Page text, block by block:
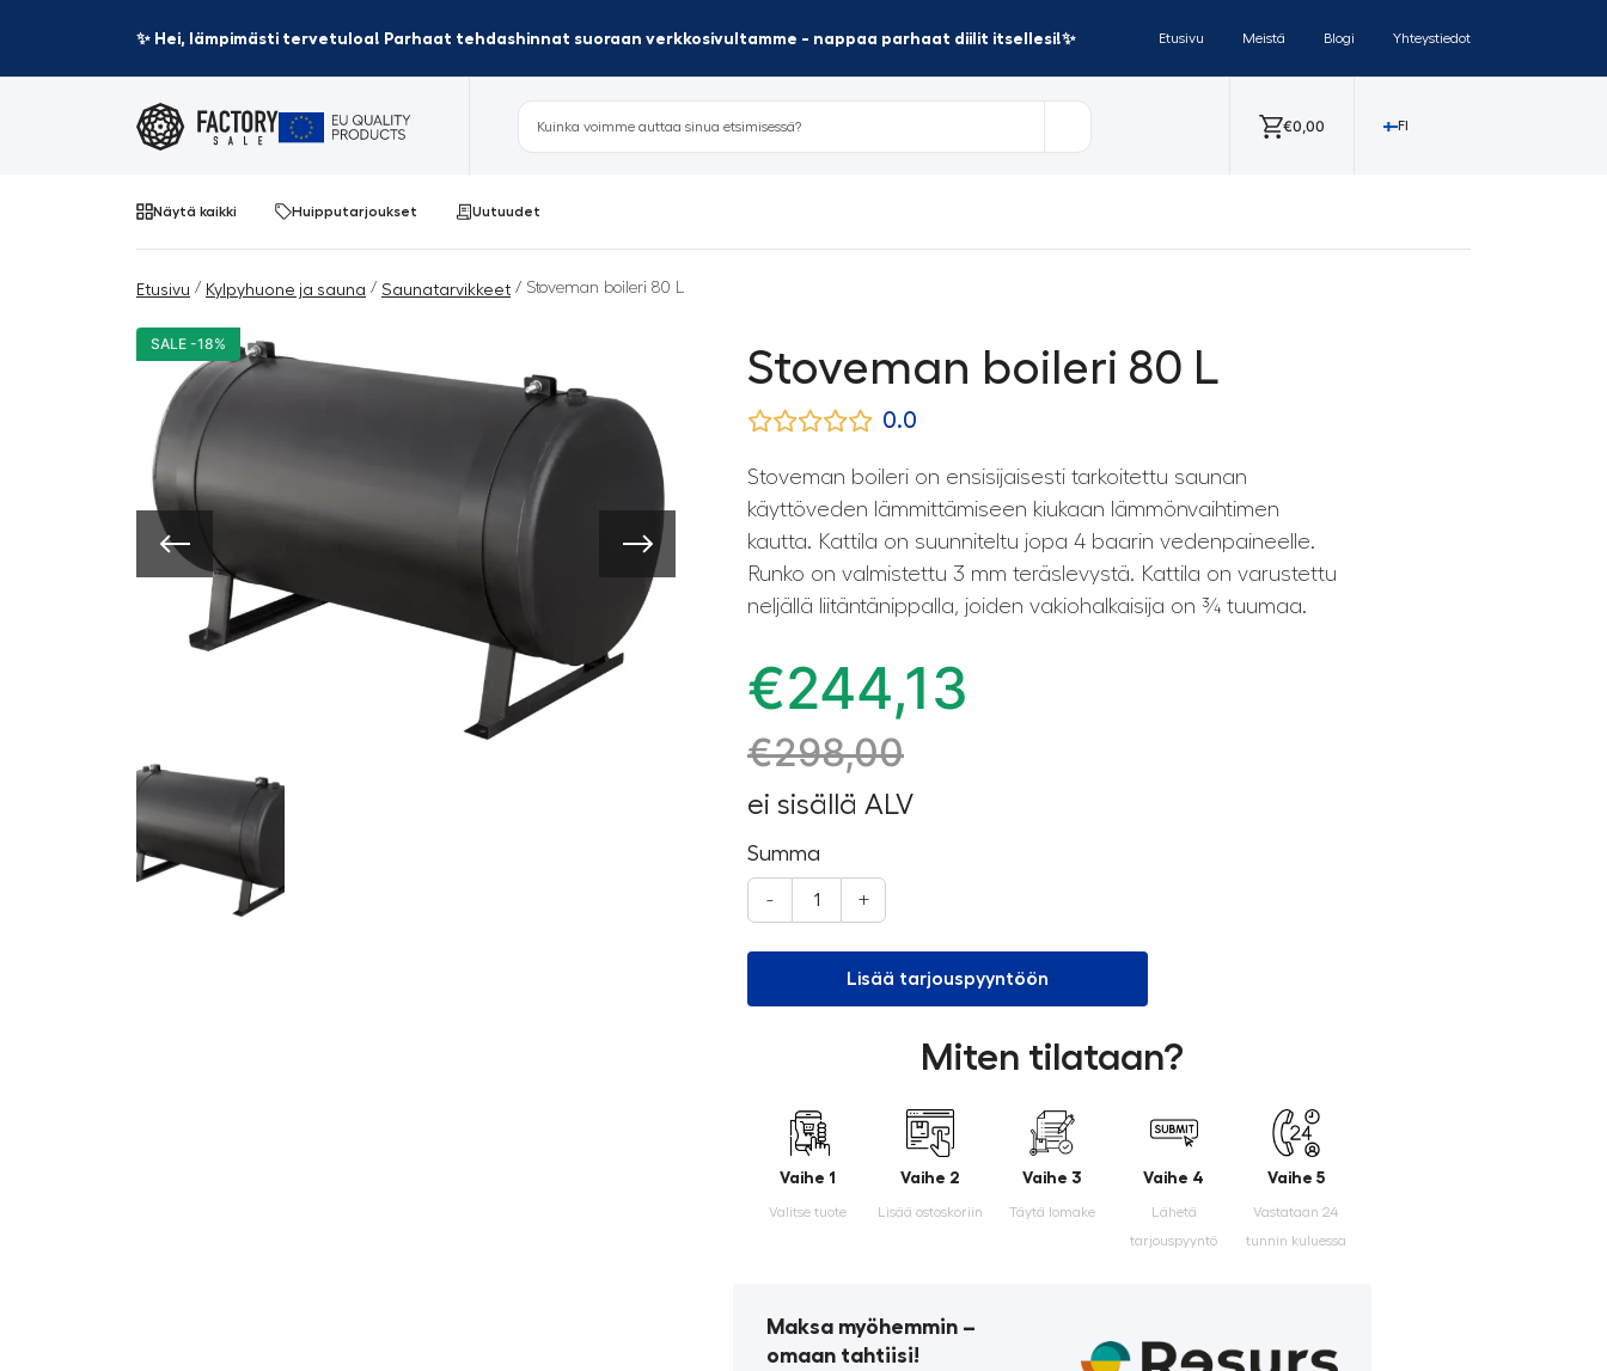
✨ Hei, lämpimästi tervetuloa! Parhaat tehdashinnat suoraan verkkosivultamme - nappaa parhaat diilit itsellesi!✨ Etusivu Meistä Blogi Yhteystiedot
€0,00 FI
Näytä kaikki Huipputarjoukset Uutuudet
Etusivu / Kylpyhuone ja sauna / Saunatarvikkeet / Stoveman boileri 80 L
SALE -18%
Stoveman boileri 80 L
0.0
Stoveman boileri on ensisijaisesti tarkoitettu saunan
käyttöveden lämmittämiseen kiukaan lämmönvaihtimen
kautta. Kattila on suunniteltu jopa 4 baarin vedenpaineelle.
Runko on valmistettu 3 mm teräslevystä. Kattila on varustettu
neljällä liitäntänippalla, joiden vakiohalkaisija on ¾ tuumaa.
€244,13
€298,00
ei sisällä ALV
Summa
- +
Lisää tarjouspyyntöön
Miten tilataan?
Vaihe 1
Valitse tuote
Vaihe 2
Lisää ostoskoriin
Vaihe 3
Täytä lomake
Vaihe 4
Lähetä
tarjouspyyntö
Vaihe 5
Vastataan 24
tunnin kuluessa
Maksa myöhemmin ­–
omaan tahtiisi!